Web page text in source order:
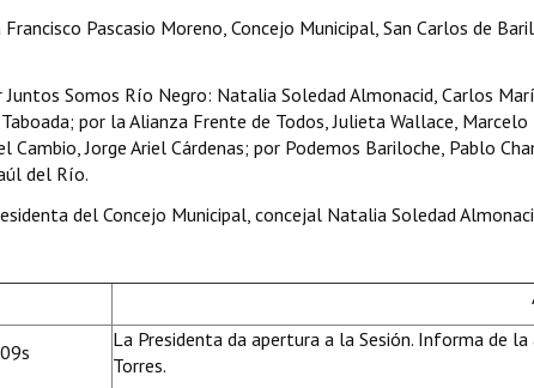
Francisco Pascasio Moreno, Concejo Municipal, San Carlos de
Juntos Somos Río Negro: Natalia Soledad Almonacid, Carlos
por la Alianza Frente de Todos, Julieta Wallace, Marcelo
Cambio, Jorge Ariel Cárdenas; por Podemos Bariloche, Pablo
del Río.
del Concejo Municipal, concejal Natalia Soledad
La Presidenta da apertura a la Sesión. Informa de
Torres.